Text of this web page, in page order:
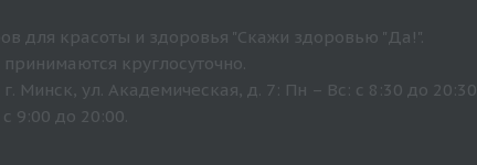
для красоты и здоровья "Скажи здоровью "Да!".
круглосуточно.
Минск, ул. Академическая, д. 7: Пн – Вс: с 8:30 до 20:30.
9:00 до 20:00.